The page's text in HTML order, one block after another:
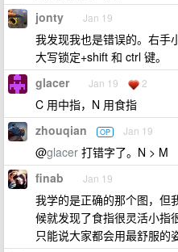
jonty Jan 19
我发现我也是错误的。右手
大写锁定+shift 和 ctrl 键。
glacer Jan 19 2
C 用中指，N 用食指
zhouqian OP Jan 19
@glacer 打错字了。N > M
finab Jan 19
我学的是正确的那个图，但
候就发现了食指很灵活小指
只能说大家都会用最舒服的